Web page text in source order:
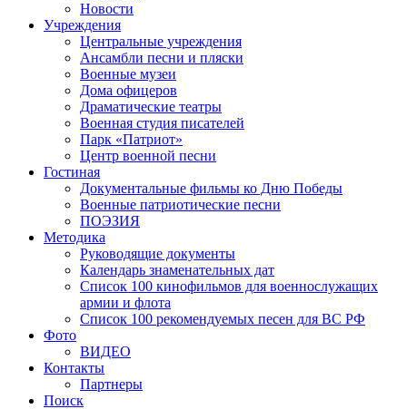
Новости
Учреждения
Центральные учреждения
Ансамбли песни и пляски
Военные музеи
Дома офицеров
Драматические театры
Военная студия писателей
Парк «Патриот»
Центр военной песни
Гостиная
Документальные фильмы ко Дню Победы
Военные патриотические песни
ПОЭЗИЯ
Методика
Руководящие документы
Календарь знаменательных дат
Список 100 кинофильмов для военнослужащих
армии и флота
Список 100 рекомендуемых песен для ВС РФ
Фото
ВИДЕО
Контакты
Партнеры
Поиск